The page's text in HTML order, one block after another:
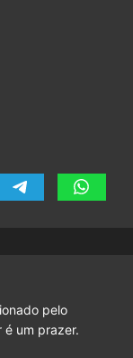
pelo
é um prazer.